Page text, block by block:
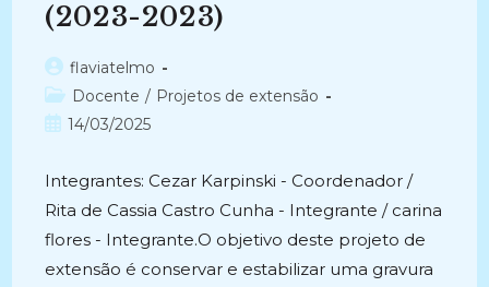
(2023-2023)
Autor
do
post:
flaviatelmo
Categoria
do
Docente / Projetos de extensão
Post14/03/2025
Integrantes: Cezar Karpinski - Coordenador /
Rita de Cassia Castro Cunha - Integrante / carina
flores - Integrante.O objetivo deste projeto de
extensão é conservar e estabilizar uma gravura